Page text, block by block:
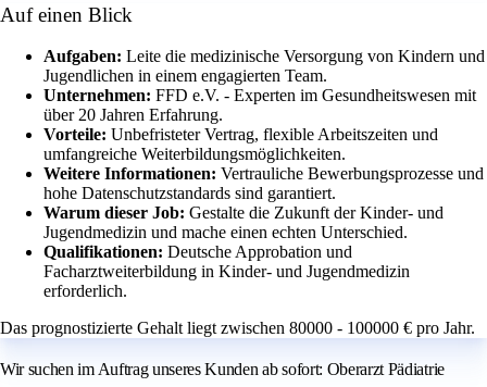
Auf einen Blick
Aufgaben: Leite die medizinische Versorgung von Kindern und
Jugendlichen in einem engagierten Team.
Unternehmen: FFD e.V. - Experten im Gesundheitswesen mit
über 20 Jahren Erfahrung.
Vorteile: Unbefristeter Vertrag, flexible Arbeitszeiten und
umfangreiche Weiterbildungsmöglichkeiten.
Weitere Informationen: Vertrauliche Bewerbungsprozesse und
hohe Datenschutzstandards sind garantiert.
Warum dieser Job: Gestalte die Zukunft der Kinder- und
Jugendmedizin und mache einen echten Unterschied.
Qualifikationen: Deutsche Approbation und
Facharztweiterbildung in Kinder- und Jugendmedizin
erforderlich.
Das prognostizierte Gehalt liegt zwischen 80000 - 100000 € pro Jahr.
Wir suchen im Auftrag unseres Kunden ab sofort: Oberarzt Pädiatrie